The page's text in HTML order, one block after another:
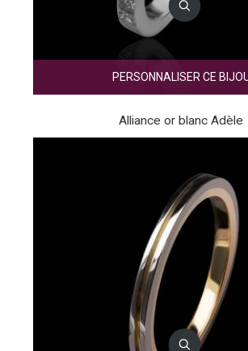
PERSONNALISER CE
Alliance or blanc Adèle